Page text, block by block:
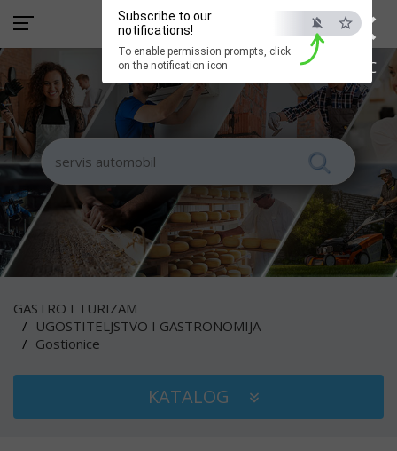
×
ESC
Subscribe to our
notifications!
To enable permission prompts, click
on the notification icon
GASTRO I TURIZAM
UGOSTITELJSTVO I GASTRONOMIJA
Gostionice
KATALOG